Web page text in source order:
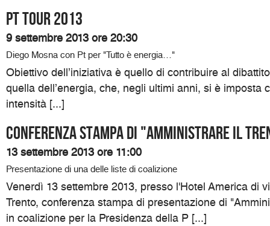
Pt Tour 2013
9 settembre 2013 ore 20:30
Diego Mosna con Pt per "Tutto è energia…"
Obiettivo dell’iniziativa è quello di contribuire al
quella dell’energia, che, negli ultimi anni, si è imposta
intensità [...]
Conferenza Stampa di "Amministrare il
13 settembre 2013 ore 11:00
Presentazione di una delle liste di coalizione
Venerdì 13 settembre 2013, presso l'Hotel America di
Trento, conferenza stampa di presentazione di
in coalizione per la Presidenza della P [...]